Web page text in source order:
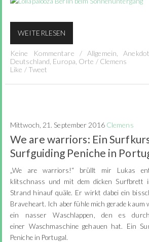
WEITERLESEN
Keine Kommentare /Allgemein ,
Deutschland Europa Orte / Clemens
Like / Tweet
Mittwoch, 21. September 2016 Clemens
We are warriors: Ein
Surfguiding Peniche in
„We are warriors!“ brüllt mir Lukas
klitschnass und mit dem dicken Surfbrett
Strand hinauf quäle. Er wirkt dabei ein
Braveheart. Ich aber fühle mich gerade kaum
ein nasser Waschlappen, den es
einer Waschmaschine gehauen hat. Ein
Peniche in Portugal.